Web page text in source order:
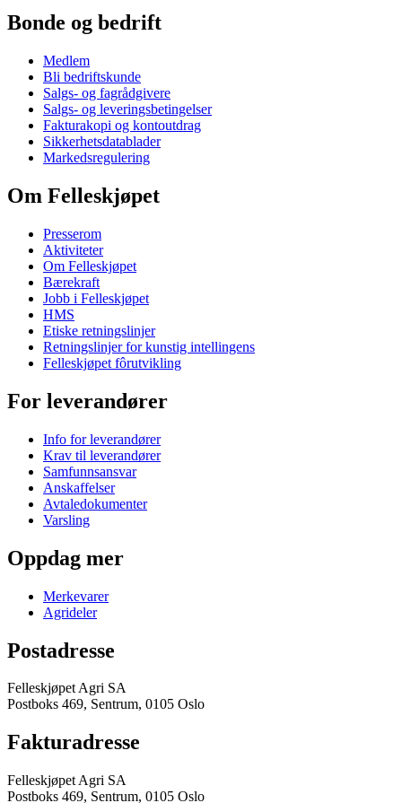
Bonde og bedrift
Medlem
Bli bedriftskunde
Salgs- og fagrådgivere
Salgs- og leveringsbetingelser
Fakturakopi og kontoutdrag
Sikkerhetsdatablader
Markedsregulering
Om Felleskjøpet
Presserom
Aktiviteter
Om Felleskjøpet
Bærekraft
Jobb i Felleskjøpet
HMS
Etiske retningslinjer
Retningslinjer for kunstig intellingens
Felleskjøpet fôrutvikling
For leverandører
Info for leverandører
Krav til leverandører
Samfunnsansvar
Anskaffelser
Avtaledokumenter
Varsling
Oppdag mer
Merkevarer
Agrideler
Postadresse
Felleskjøpet Agri SA
Postboks 469, Sentrum, 0105 Oslo
Fakturadresse
Felleskjøpet Agri SA
Postboks 469, Sentrum, 0105 Oslo